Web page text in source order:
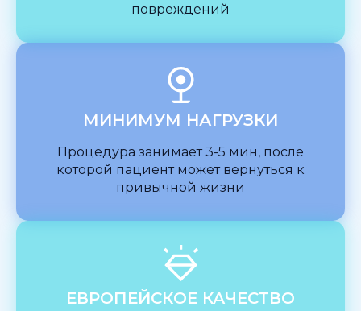
повреждений
МИНИМУМ НАГРУЗКИ
Процедура занимает 3-5 мин, после
которой пациент может вернуться к
привычной жизни
ЕВРОПЕЙСКОЕ КАЧЕСТВО